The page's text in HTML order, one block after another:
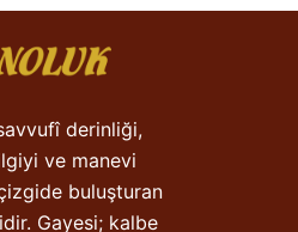
derinliği,
ve manevi
buluşturan
Gayesi; kalbe